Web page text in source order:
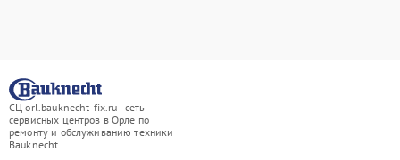
СЦ orl.bauknecht-fix.ru - сеть
сервисных центров в Орле по
ремонту и обслуживанию техники
Bauknecht